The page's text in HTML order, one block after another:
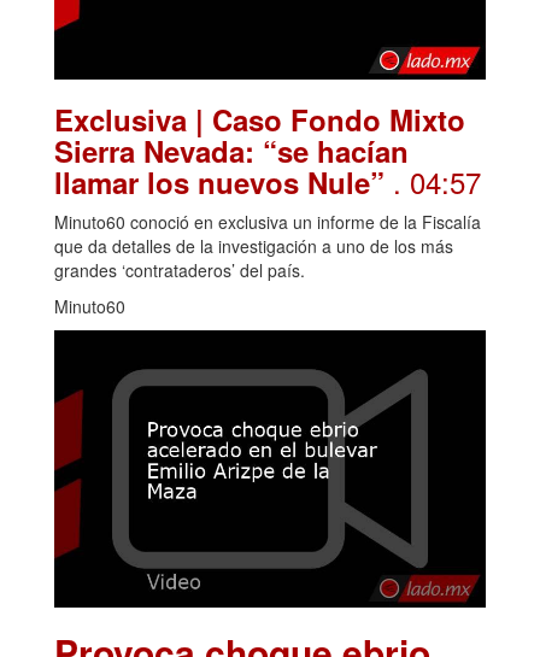
Exclusiva | Caso Fondo Mixto
Sierra Nevada: “se hacían
llamar los nuevos Nule” . 04:57
Minuto60 conoció en exclusiva un informe de la Fiscalía
que da detalles de la investigación a uno de los más
grandes ‘contrataderos’ del país.
Minuto60